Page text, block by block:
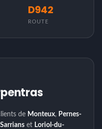
D942
ROUTE
de Monteux, Pernes-
Sarrians et Loriol-du-